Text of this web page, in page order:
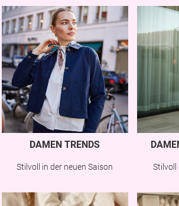
DAMEN TRENDS
Stilvoll in der neuen Saison Stilvoll